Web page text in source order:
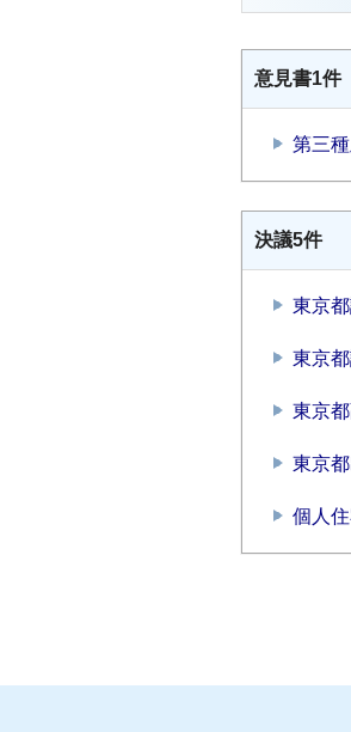
意見書1件
第三
決議5件
東京
東京
東京
東京
個人